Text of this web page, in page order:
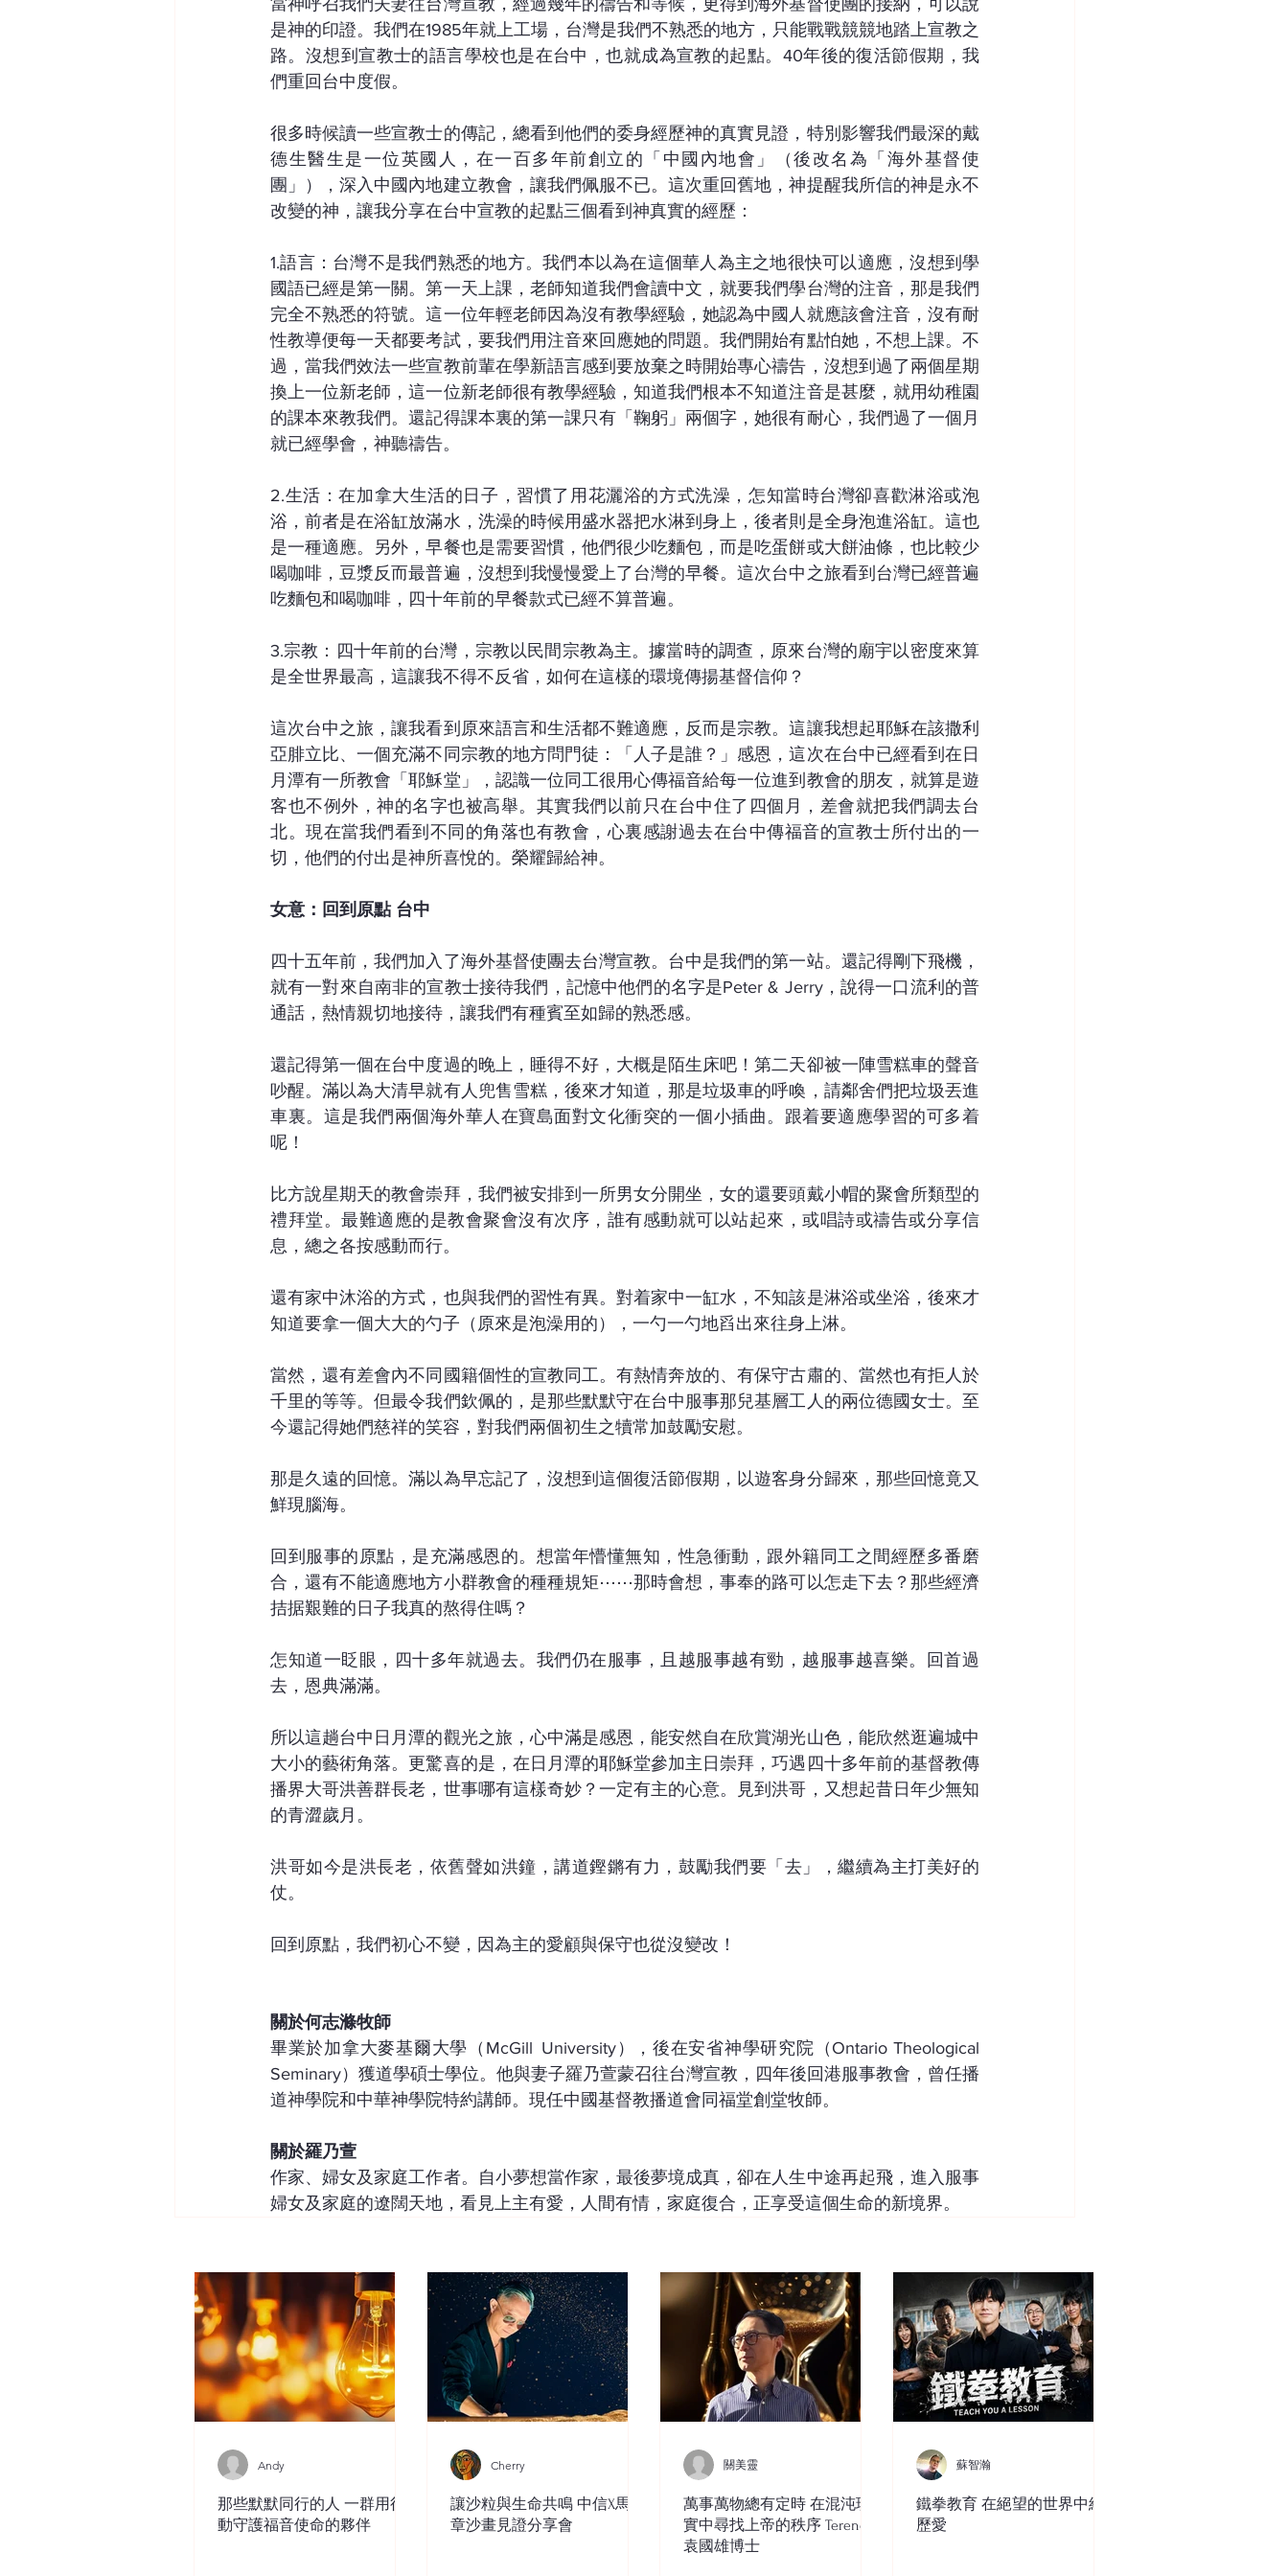
當神呼召我們夫妻往台灣宣教，經過幾年的禱告和等候，更得到海外基督使團的接納，可以說
是神的印證。我們在1985年就上工場，台灣是我們不熟悉的地方，只能戰戰競競地踏上宣教之
路。沒想到宣教士的語言學校也是在台中，也就成為宣教的起點。40年後的復活節假期，我
們重回台中度假。
很多時候讀一些宣教士的傳記，總看到他們的委身經歷神的真實見證，特別影響我們最深的戴
德生醫生是一位英國人，在一百多年前創立的「中國內地會」（後改名為「海外基督使
團」），深入中國內地建立教會，讓我們佩服不已。這次重回舊地，神提醒我所信的神是永不
改變的神，讓我分享在台中宣教的起點三個看到神真實的經歷：
1.語言：台灣不是我們熟悉的地方。我們本以為在這個華人為主之地很快可以適應，沒想到學
國語已經是第一關。第一天上課，老師知道我們會讀中文，就要我們學台灣的注音，那是我們
完全不熟悉的符號。這一位年輕老師因為沒有教學經驗，她認為中國人就應該會注音，沒有耐
性教導便每一天都要考試，要我們用注音來回應她的問題。我們開始有點怕她，不想上課。不
過，當我們效法一些宣教前輩在學新語言感到要放棄之時開始專心禱告，沒想到過了兩個星期
換上一位新老師，這一位新老師很有教學經驗，知道我們根本不知道注音是甚麼，就用幼稚園
的課本來教我們。還記得課本裏的第一課只有「鞠躬」兩個字，她很有耐心，我們過了一個月
就已經學會，神聽禱告。
2.生活：在加拿大生活的日子，習慣了用花灑浴的方式洗澡，怎知當時台灣卻喜歡淋浴或泡
浴，前者是在浴缸放滿水，洗澡的時候用盛水器把水淋到身上，後者則是全身泡進浴缸。這也
是一種適應。另外，早餐也是需要習慣，他們很少吃麵包，而是吃蛋餅或大餅油條，也比較少
喝咖啡，豆漿反而最普遍，沒想到我慢慢愛上了台灣的早餐。這次台中之旅看到台灣已經普遍
吃麵包和喝咖啡，四十年前的早餐款式已經不算普遍。
3.宗教：四十年前的台灣，宗教以民間宗教為主。據當時的調查，原來台灣的廟宇以密度來算
是全世界最高，這讓我不得不反省，如何在這樣的環境傳揚基督信仰？
這次台中之旅，讓我看到原來語言和生活都不難適應，反而是宗教。這讓我想起耶穌在該撒利
亞腓立比、一個充滿不同宗教的地方問門徒：「人子是誰？」感恩，這次在台中已經看到在日
月潭有一所教會「耶穌堂」，認識一位同工很用心傳福音給每一位進到教會的朋友，就算是遊
客也不例外，神的名字也被高舉。其實我們以前只在台中住了四個月，差會就把我們調去台
北。現在當我們看到不同的角落也有教會，心裏感謝過去在台中傳福音的宣教士所付出的一
切，他們的付出是神所喜悅的。榮耀歸給神。
女意：回到原點 台中
四十五年前，我們加入了海外基督使團去台灣宣教。台中是我們的第一站。還記得剛下飛機，
就有一對來自南非的宣教士接待我們，記憶中他們的名字是Peter & Jerry，說得一口流利的普
通話，熱情親切地接待，讓我們有種賓至如歸的熟悉感。
還記得第一個在台中度過的晚上，睡得不好，大概是陌生床吧！第二天卻被一陣雪糕車的聲音
吵醒。滿以為大清早就有人兜售雪糕，後來才知道，那是垃圾車的呼喚，請鄰舍們把垃圾丟進
車裏。這是我們兩個海外華人在寶島面對文化衝突的一個小插曲。跟着要適應學習的可多着
呢！
比方說星期天的教會崇拜，我們被安排到一所男女分開坐，女的還要頭戴小帽的聚會所類型的
禮拜堂。最難適應的是教會聚會沒有次序，誰有感動就可以站起來，或唱詩或禱告或分享信
息，總之各按感動而行。
還有家中沐浴的方式，也與我們的習性有異。對着家中一缸水，不知該是淋浴或坐浴，後來才
知道要拿一個大大的勺子（原來是泡澡用的），一勺一勺地舀出來往身上淋。
當然，還有差會內不同國籍個性的宣教同工。有熱情奔放的、有保守古肅的、當然也有拒人於
千里的等等。但最令我們欽佩的，是那些默默守在台中服事那兒基層工人的兩位德國女士。至
今還記得她們慈祥的笑容，對我們兩個初生之犢常加鼓勵安慰。
那是久遠的回憶。滿以為早忘記了，沒想到這個復活節假期，以遊客身分歸來，那些回憶竟又
鮮現腦海。
回到服事的原點，是充滿感恩的。想當年懵懂無知，性急衝動，跟外籍同工之間經歷多番磨
合，還有不能適應地方小群教會的種種規矩⋯⋯那時會想，事奉的路可以怎走下去？那些經濟
拮据艱難的日子我真的熬得住嗎？
怎知道一眨眼，四十多年就過去。我們仍在服事，且越服事越有勁，越服事越喜樂。回首過
去，恩典滿滿。
所以這趟台中日月潭的觀光之旅，心中滿是感恩，能安然自在欣賞湖光山色，能欣然逛遍城中
大小的藝術角落。更驚喜的是，在日月潭的耶穌堂參加主日崇拜，巧遇四十多年前的基督教傳
播界大哥洪善群長老，世事哪有這樣奇妙？一定有主的心意。見到洪哥，又想起昔日年少無知
的青澀歲月。
洪哥如今是洪長老，依舊聲如洪鐘，講道鏗鏘有力，鼓勵我們要「去」，繼續為主打美好的
仗。
回到原點，我們初心不變，因為主的愛顧與保守也從沒變改！
關於何志滌牧師
畢業於加拿大麥基爾大學（McGill University），後在安省神學研究院（Ontario Theological
Seminary）獲道學碩士學位。他與妻子羅乃萱蒙召往台灣宣教，四年後回港服事教會，曾任播
道神學院和中華神學院特約講師。現任中國基督教播道會同福堂創堂牧師。
關於羅乃萱
作家、婦女及家庭工作者。自小夢想當作家，最後夢境成真，卻在人生中途再起飛，進入服事
婦女及家庭的遼闊天地，看見上主有愛，人間有情，家庭復合，正享受這個生命的新境界。
那些默默同行的人 一群用行
動守護福音使命的夥伴
Andy
讓沙粒與生命共鳴 中信X馬穎
章沙畫見證分享會
Cherry
萬事萬物總有定時 在混沌現
實中尋找上帝的秩序 Terence
袁國雄博士
關美靈
鐵拳教育 在絕望的世界中經
歷愛
蘇智瀚